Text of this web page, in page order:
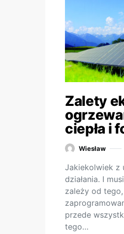
Zalety
ciepła i
Wiesław
Jakiekolwiek z
działania. I
zależy od
przede
tego…